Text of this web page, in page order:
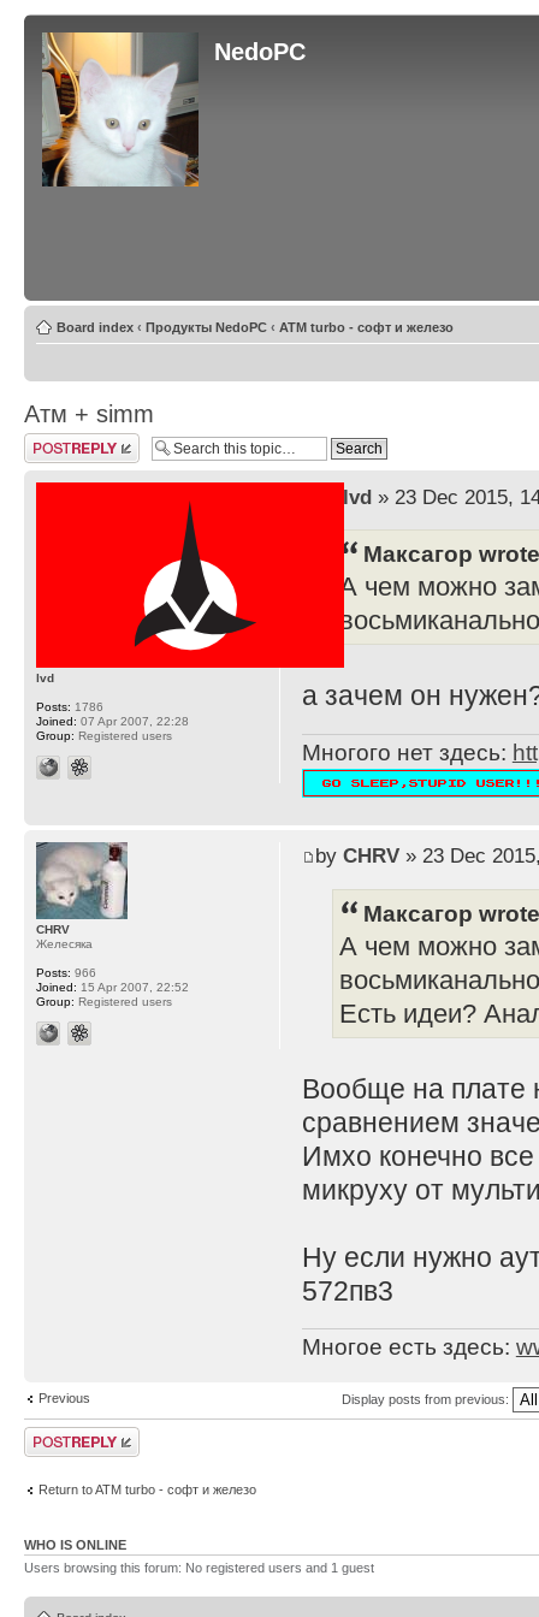
NedoPC
Board index ‹ Продукты NedoPC ‹ ATM turbo - софт и железо
Атм + simm
Post a reply
lvd» 23 Dec 2015,
Максагор
А чем можно
а зачем он
Многого нет здесь:
lvd
Posts: 1786
Joined: 07 Apr 2007, 22:28
Group: Registered users
by CHRV» 23 Dec
Максагор
А чем можно
Есть идеи?
Вообще на
сравнением
Имхо конечно
микруху от
Ну если нужно
572пв3
Многое есть здесь:
CHRV
Желесяка
Posts: 966
Joined: 15 Apr 2007, 22:52
Group: Registered users
Previous Display posts from previous:
Post a reply
Return to ATM turbo - софт и железо
WHO IS ONLINE
Users browsing this forum: No registered users and 1 guest